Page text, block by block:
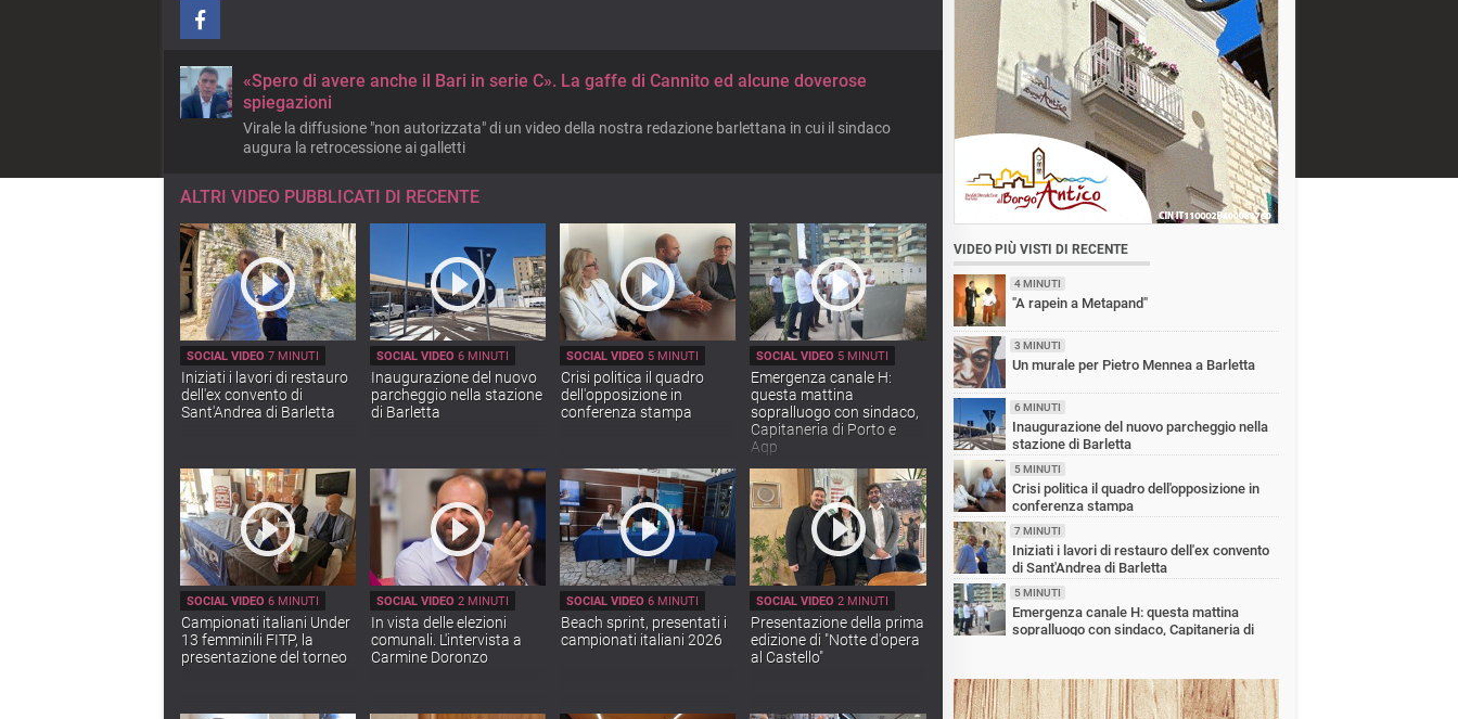
«Spero di avere anche il Bari in serie C». La gaffe di Cannito ed alcune doverose
spiegazioni
Virale la diffusione "non autorizzata" di un video della nostra redazione barlettana in cui il sindaco
augura la retrocessione ai galletti
ALTRI VIDEO PUBBLICATI DI RECENTE
SOCIAL VIDEO 7 MINUTI
Iniziati i lavori di restauro
dell'ex convento di
Sant'Andrea di Barletta
SOCIAL VIDEO 6 MINUTI
Inaugurazione del nuovo
parcheggio nella stazione
di Barletta
SOCIAL VIDEO 5 MINUTI
Crisi politica il quadro
dell'opposizione in
conferenza stampa
SOCIAL VIDEO 5 MINUTI
Emergenza canale H:
questa mattina
sopralluogo con sindaco,
Capitaneria di Porto e
Aqp
SOCIAL VIDEO 6 MINUTI
Campionati italiani Under
13 femminili FITP, la
presentazione del torneo
SOCIAL VIDEO 2 MINUTI
In vista delle elezioni
comunali. L'intervista a
Carmine Doronzo
SOCIAL VIDEO 6 MINUTI
Beach sprint, presentati i
campionati italiani 2026
SOCIAL VIDEO 2 MINUTI
Presentazione della prima
edizione di "Notte d'opera
al Castello"
VIDEO PIÙ VISTI DI RECENTE
4 MINUTI
"A rapein a Metapand"
3 MINUTI
Un murale per Pietro Mennea a Barletta
6 MINUTI
Inaugurazione del nuovo parcheggio nella
stazione di Barletta
5 MINUTI
Crisi politica il quadro dell'opposizione in
conferenza stampa
7 MINUTI
Iniziati i lavori di restauro dell'ex convento
di Sant'Andrea di Barletta
5 MINUTI
Emergenza canale H: questa mattina
sopralluogo con sindaco, Capitaneria di